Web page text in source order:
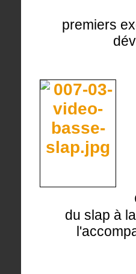
premiers
du slap à